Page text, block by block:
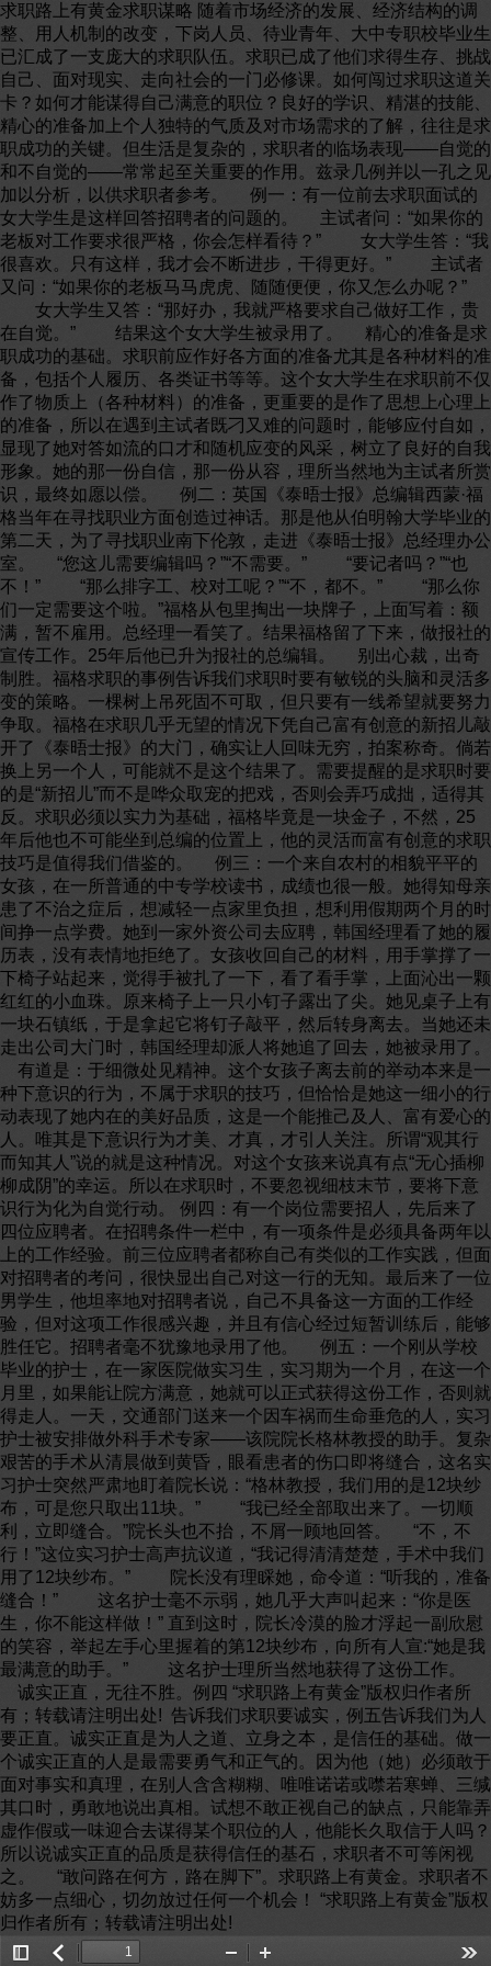
求职路上有黄金求职谋略 随着市场经济的发展、经济结构的调
整、用人机制的改变，下岗人员、待业青年、大中专职校毕业生
已汇成了一支庞大的求职队伍。求职已成了他们求得生存、挑战
自己、面对现实、走向社会的一门必修课。如何闯过求职这道关
卡？如何才能谋得自己满意的职位？良好的学识、精湛的技能、
精心的准备加上个人独特的气质及对市场需求的了解，往往是求
职成功的关键。但生活是复杂的，求职者的临场表现——自觉的
和不自觉的——常常起至关重要的作用。兹录几例并以一孔之见
加以分析，以供求职者参考。 例一：有一位前去求职面试的
女大学生是这样回答招聘者的问题的。 主试者问：“如果你的
老板对工作要求很严格，你会怎样看待？” 女大学生答：“我
很喜欢。只有这样，我才会不断进步，干得更好。” 主试者
又问：“如果你的老板马马虎虎、随随便便，你又怎么办呢？”
女大学生又答：“那好办，我就严格要求自己做好工作，贵
在自觉。” 结果这个女大学生被录用了。 精心的准备是求
职成功的基础。求职前应作好各方面的准备尤其是各种材料的准
备，包括个人履历、各类证书等等。这个女大学生在求职前不仅
作了物质上（各种材料）的准备，更重要的是作了思想上心理上
的准备，所以在遇到主试者既刁又难的问题时，能够应付自如，
显现了她对答如流的口才和随机应变的风采，树立了良好的自我
形象。她的那一份自信，那一份从容，理所当然地为主试者所赏
识，最终如愿以偿。 例二：英国《泰晤士报》总编辑西蒙·福
格当年在寻找职业方面创造过神话。那是他从伯明翰大学毕业的
第二天，为了寻找职业南下伦敦，走进《泰晤士报》总经理办公
室。 “您这儿需要编辑吗？”“不需要。” “要记者吗？”“也
不！” “那么排字工、校对工呢？”“不，都不。” “那么你
们一定需要这个啦。”福格从包里掏出一块牌子，上面写着：额
满，暂不雇用。总经理一看笑了。结果福格留了下来，做报社的
宣传工作。25年后他已升为报社的总编辑。 别出心裁，出奇
制胜。福格求职的事例告诉我们求职时要有敏锐的头脑和灵活多
变的策略。一棵树上吊死固不可取，但只要有一线希望就要努力
争取。福格在求职几乎无望的情况下凭自己富有创意的新招儿敲
开了《泰晤士报》的大门，确实让人回味无穷，拍案称奇。倘若
换上另一个人，可能就不是这个结果了。需要提醒的是求职时要
的是“新招儿”而不是哗众取宠的把戏，否则会弄巧成拙，适得其
反。求职必须以实力为基础，福格毕竟是一块金子，不然，25
年后他也不可能坐到总编的位置上，他的灵活而富有创意的求职
技巧是值得我们借鉴的。 例三：一个来自农村的相貌平平的
女孩，在一所普通的中专学校读书，成绩也很一般。她得知母亲
患了不治之症后，想减轻一点家里负担，想利用假期两个月的时
间挣一点学费。她到一家外资公司去应聘，韩国经理看了她的履
历表，没有表情地拒绝了。女孩收回自己的材料，用手掌撑了一
下椅子站起来，觉得手被扎了一下，看了看手掌，上面沁出一颗
红红的小血珠。原来椅子上一只小钉子露出了尖。她见桌子上有
一块石镇纸，于是拿起它将钉子敲平，然后转身离去。当她还未
走出公司大门时，韩国经理却派人将她追了回去，她被录用了。
有道是：于细微处见精神。这个女孩子离去前的举动本来是一
种下意识的行为，不属于求职的技巧，但恰恰是她这一细小的行
动表现了她内在的美好品质，这是一个能推己及人、富有爱心的
人。唯其是下意识行为才美、才真，才引人关注。所谓“观其行
而知其人”说的就是这种情况。对这个女孩来说真有点“无心插柳
柳成阴”的幸运。所以在求职时，不要忽视细枝末节，要将下意
识行为化为自觉行动。 例四：有一个岗位需要招人，先后来了
四位应聘者。在招聘条件一栏中，有一项条件是必须具备两年以
上的工作经验。前三位应聘者都称自己有类似的工作实践，但面
对招聘者的考问，很快显出自己对这一行的无知。最后来了一位
男学生，他坦率地对招聘者说，自己不具备这一方面的工作经
验，但对这项工作很感兴趣，并且有信心经过短暂训练后，能够
胜任它。招聘者毫不犹豫地录用了他。 例五：一个刚从学校
毕业的护士，在一家医院做实习生，实习期为一个月，在这一个
月里，如果能让院方满意，她就可以正式获得这份工作，否则就
得走人。一天，交通部门送来一个因车祸而生命垂危的人，实习
护士被安排做外科手术专家——该院院长格林教授的助手。复杂
艰苦的手术从清晨做到黄昏，眼看患者的伤口即将缝合，这名实
习护士突然严肃地盯着院长说：“格林教授，我们用的是12块纱
布，可是您只取出11块。” “我已经全部取出来了。一切顺
利，立即缝合。”院长头也不抬，不屑一顾地回答。 “不，不
行！”这位实习护士高声抗议道，“我记得清清楚楚，手术中我们
用了12块纱布。” 院长没有理睬她，命令道：“听我的，准备
缝合！” 这名护士毫不示弱，她几乎大声叫起来：“你是医
生，你不能这样做！” 直到这时，院长冷漠的脸才浮起一副欣慰
的笑容，举起左手心里握着的第12块纱布，向所有人宣:“她是我
最满意的助手。” 这名护士理所当然地获得了这份工作。
诚实正直，无往不胜。例四 “求职路上有黄金”版权归作者所
有；转载请注明出处! 告诉我们求职要诚实，例五告诉我们为人
要正直。诚实正直是为人之道、立身之本，是信任的基础。做一
个诚实正直的人是最需要勇气和正气的。因为他（她）必须敢于
面对事实和真理，在别人含含糊糊、唯唯诺诺或噤若寒蝉、三缄
其口时，勇敢地说出真相。试想不敢正视自己的缺点，只能靠弄
虚作假或一味迎合去谋得某个职位的人，他能长久取信于人吗？
所以说诚实正直的品质是获得信任的基石，求职者不可等闲视
之。 “敢问路在何方，路在脚下”。求职路上有黄金。求职者不
妨多一点细心，切勿放过任何一个机会！ “求职路上有黄金”版权
归作者所有；转载请注明出处!